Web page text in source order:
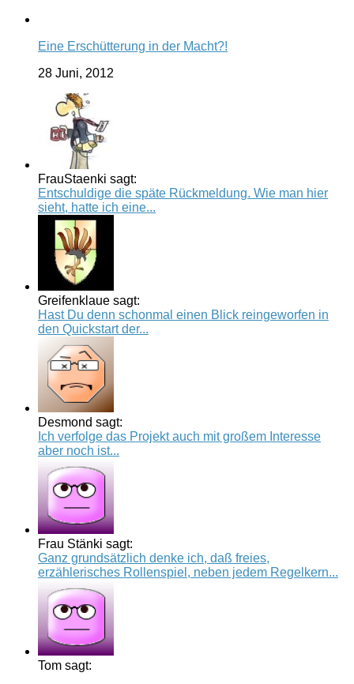
Eine Erschütterung in der Macht?!
28 Juni, 2012
FrauStaenki sagt:
Entschuldige die späte Rückmeldung. Wie man hier
sieht, hatte ich eine...
Greifenklaue sagt:
Hast Du denn schonmal einen Blick reingeworfen in
den Quickstart der...
Desmond sagt:
Ich verfolge das Projekt auch mit großem Interesse
aber noch ist...
Frau Stänki sagt:
Ganz grundsätzlich denke ich, daß freies,
erzählerisches Rollenspiel, neben jedem Regelkern...
Tom sagt: